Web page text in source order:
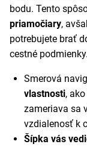
bodu. Tento
priamočiary,
potrebujete brať
cestné podmienky.
Smerová
vlastnosti,
zameriava sa
vzdialenosť k
Šípka vás